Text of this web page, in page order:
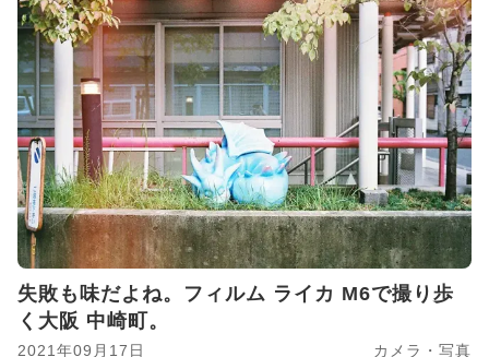
失敗も味だよね。フィルム ライカ M6で撮り歩
く大阪 中崎町。
2021年09月17日 カメラ・写真